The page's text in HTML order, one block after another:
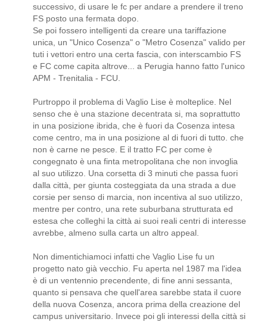
successivo, di usare le fc per andare a prendere il treno
FS posto una fermata dopo.
Se poi fossero intelligenti da creare una tariffazione
unica, un "Unico Cosenza" o "Metro Cosenza" valido per
tuti i vettori entro una certa fascia, con interscambio FS
e FC come capita altrove... a Perugia hanno fatto l'unico
APM - Trenitalia - FCU.
Purtroppo il problema di Vaglio Lise è molteplice. Nel
senso che è una stazione decentrata si, ma soprattutto
in una posizione ibrida, che è fuori da Cosenza intesa
come centro, ma in una posizione al di fuori di tutto. che
non è carne ne pesce. E il tratto FC per come è
congegnato è una finta metropolitana che non invoglia
al suo utilizzo. Una corsetta di 3 minuti che passa fuori
dalla città, per giunta costeggiata da una strada a due
corsie per senso di marcia, non incentiva al suo utilizzo,
mentre per contro, una rete suburbana strutturata ed
estesa che colleghi la città ai suoi reali centri di interesse
avrebbe, almeno sulla carta un altro appeal.
Non dimentichiamoci infatti che Vaglio Lise fu un
progetto nato già vecchio. Fu aperta nel 1987 ma l'idea
è di un ventennio precendente, di fine anni sessanta,
quanto si pensava che quell'area sarebbe stata il cuore
della nuova Cosenza, ancora prima della creazione del
campus universitario. Invece poi gli interessi della città si